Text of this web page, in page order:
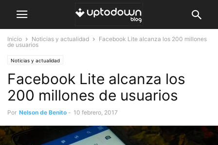
Inicio Noticias y actualidad
Facebook Lite alcanza los 200 millones
de usuarios
Noticias y actualidad
Facebook Lite alcanza los
200 millones de usuarios
Por Nelson de Benito - 10 febrero, 2017